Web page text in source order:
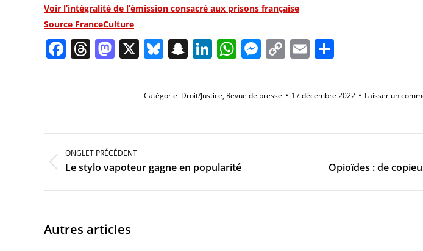
Voir l’intégralité de l’émission consacré aux prisons française
Source FranceCulture
Facebook
Threads
Mastodon
X Bluesky
Snapchat
LinkedIn
WhatsApp
Messenger
Copy
Link
Email
Catégorie Droit/Justice, Revue de presse 17 décembre 2022 Laisser un
Navigation
commentaire
ONGLET PRÉCÉDENT
Onglet
précédent
Le stylo vapoteur gagne en popularité
Onglet
suivant
Opioïdes : de
Autres articles